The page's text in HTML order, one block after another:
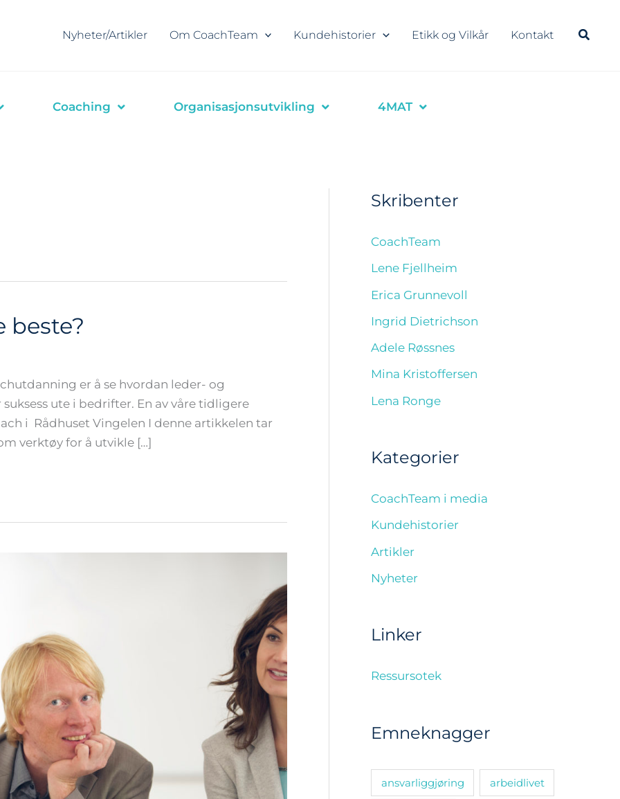
Nyheter/Artikler Om CoachTeam Kundehistorier Etikk og Vilkår Kontakt
Coaching Organisasjonsutvikling 4MAT
beste?
er å se hvordan leder- og
ute i bedrifter. En av våre tidligere
i Rådhuset Vingelen I denne artikkelen tar
verktøy for å utvikle […]
Skribenter
CoachTeam
Lene Fjellheim
Erica Grunnevoll
Ingrid Dietrichson
Adele Røssnes
Mina Kristoffersen
Lena Ronge
Kategorier
CoachTeam i media
Kundehistorier
Artikler
Nyheter
Linker
Ressursotek
Emneknagger
ansvarliggjøring arbeidlivet